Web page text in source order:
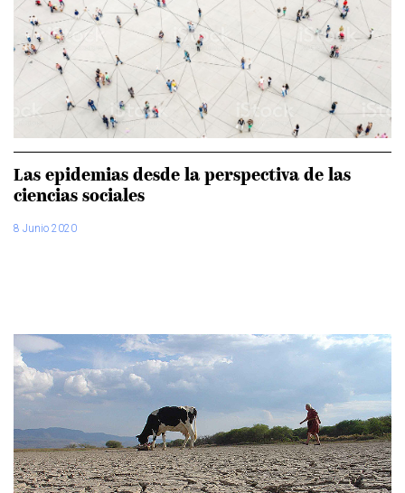
Las epidemias desde la perspectiva de las
ciencias sociales
8 Junio 2020